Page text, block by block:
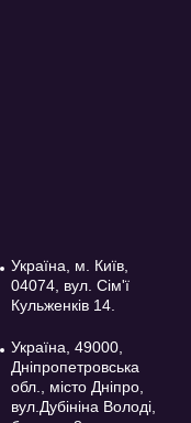
Україна, м. Київ,
04074, вул. Сім'ї
Кульженків 14.
Україна, 49000,
Дніпропетровська
обл., місто Дніпро,
вул.Дубініна Володі,